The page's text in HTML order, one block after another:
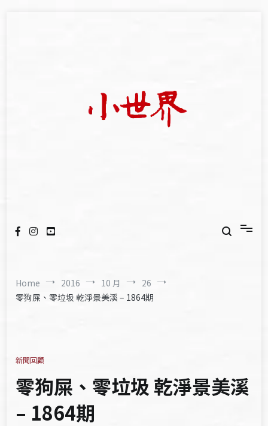
Home 2016 10 月
26
零狗屎、零垃圾 乾淨景美溪 – 1864期
新聞回顧
零狗屎、零垃圾 乾淨景美溪
– 1864期